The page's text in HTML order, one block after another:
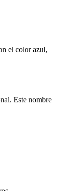
el color azul,
Este nombre